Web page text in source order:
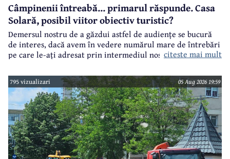
Câmpinenii întreabă... primarul răspunde. Casa
Solară, posibil viitor obiectiv turistic?
Demersul nostru de a găzdui astfel de audiențe se bucură
de interes, dacă avem în vedere numărul mare de întrebări
pe care le-ați adresat prin intermediul nostru primarului
citeste mai mult
795 vizualizari 05 Aug 2026 19:59